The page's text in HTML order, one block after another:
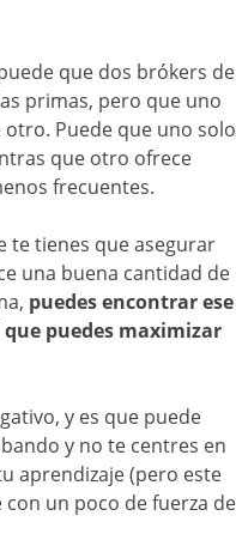
que dos brókers de
primas, pero que uno
Puede que uno solo
que otro ofrece
frecuentes.
te tienes que asegurar
una buena cantidad de
puedes encontrar ese
puedes maximizar
y es que puede
y no te centres en
aprendizaje (pero este
un poco de fuerza de